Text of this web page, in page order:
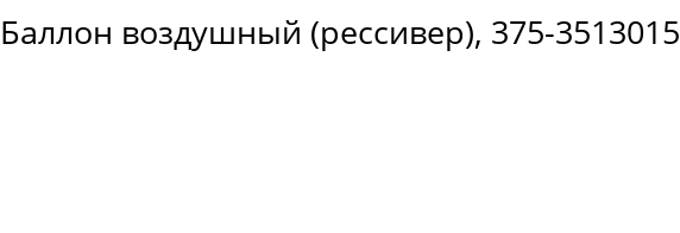
Баллон воздушный (рессивер), 375-3513015